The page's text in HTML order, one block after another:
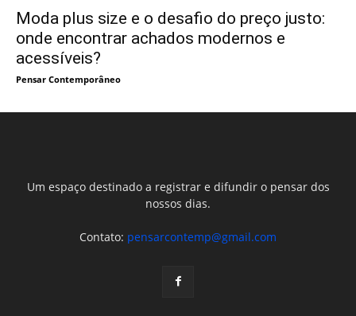
Moda plus size e o desafio do preço justo:
onde encontrar achados modernos e
acessíveis?
Pensar Contemporâneo
Um espaço destinado a registrar e difundir o pensar dos
nossos dias.
Contato: pensarcontemp@gmail.com